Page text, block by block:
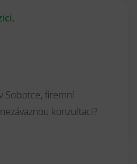
Sobotce, firemní
konzultaci?